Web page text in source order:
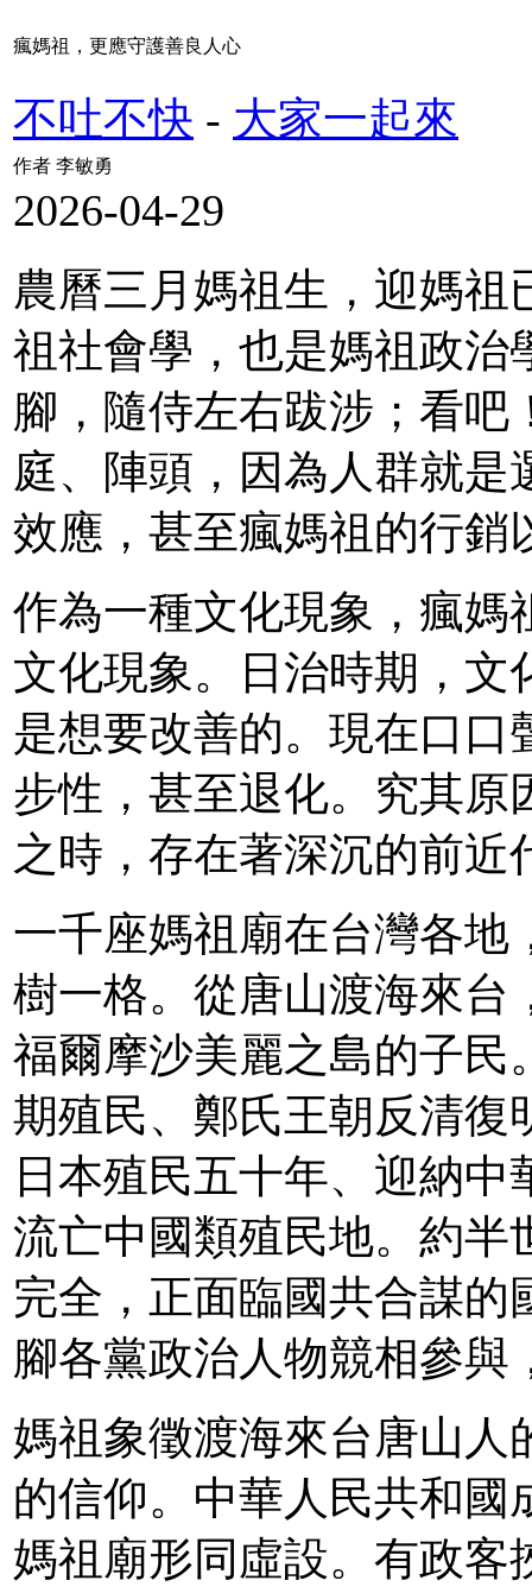
瘋媽祖，更應守護善良人心
不吐不快 - 大家一起來
作者 李敏勇
2026-04-29
農曆三月媽祖生，迎媽
祖社會學，也是媽祖政治
腳，隨侍左右跋涉；看
庭、陣頭，因為人群就
效應，甚至瘋媽祖的行銷
作為一種文化現象，瘋媽
文化現象。日治時期，文
是想要改善的。現在口口
步性，甚至退化。究其原
之時，存在著深沉的前近
一千座媽祖廟在台灣各地
樹一格。從唐山渡海來台
福爾摩沙美麗之島的子民
期殖民、鄭氏王朝反清復
日本殖民五十年、迎納
流亡中國類殖民地。約半
完全，正面臨國共合謀的
腳各黨政治人物競相參與
媽祖象徵渡海來台唐山人
的信仰。中華人民共和國
媽祖廟形同虛設。有政客